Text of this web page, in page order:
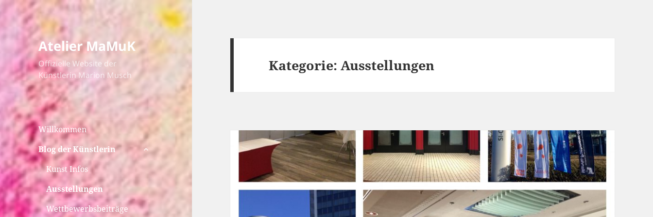
Atelier MaMuK
Offizielle Website der
Künstlerin Marion Musch
Willkommen
Blog der Künstlerin
untermenü
anzeigen
Kunst Infos
Ausstellungen
Wettbewerbsbeiträge
Kategorie:Ausstellungen